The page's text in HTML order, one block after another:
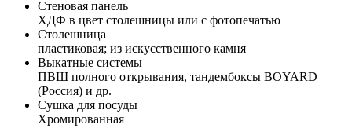
Стеновая панель
ХДФ в цвет столешницы или с фотопечатью
Столешница
пластиковая; из искусственного камня
Выкатные системы
ПВШ полного открывания, тандембоксы BOYARD
(Россия) и др.
Сушка для посуды
Хромированная